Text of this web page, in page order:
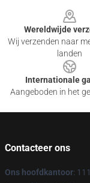
Wereldwijde
Wij verzenden naar
landen
Internationale
Aangeboden in het
Contacteer ons
Ons hoofdkantoor: